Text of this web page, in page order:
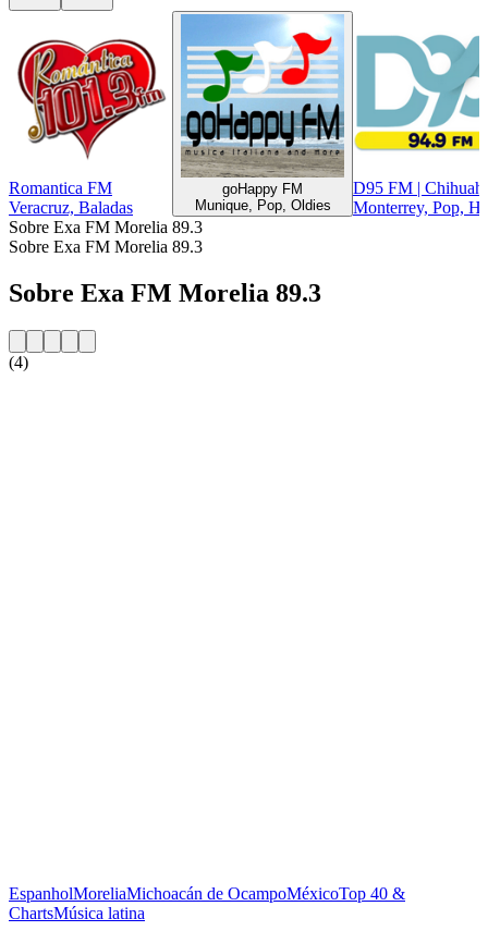
Romantica FM
Veracruz, Baladas
goHappy FM
Munique, Pop, Oldies
D95 FM |
Monterrey, Pop,
Sobre Exa FM Morelia 89.3
Sobre Exa FM Morelia 89.3
Sobre Exa FM Morelia 89.3
(4)
EspanholMoreliaMichoacán de OcampoMéxicoTop 40 &
ChartsMúsica latina